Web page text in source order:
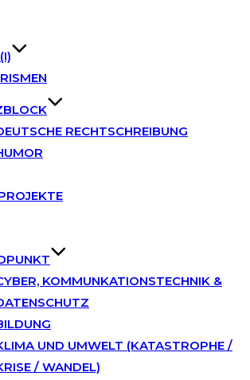
RECHTSCHREIBUNG
KOMMUNKATIONSTECHNIK &
UND UMWELT (KATASTROPHE /
/ WANDEL)